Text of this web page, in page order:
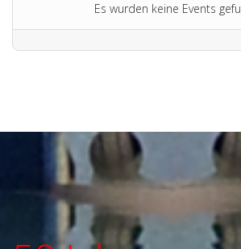
Es wurden keine Events